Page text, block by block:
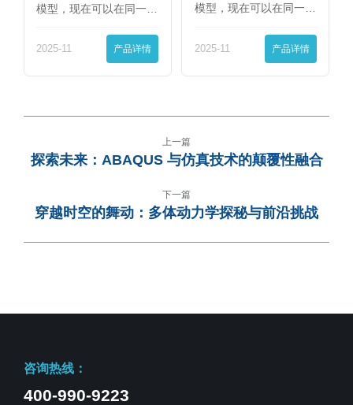
模型，现在可以在同一
2025-11 产品详情
模型，现在可以在同一
2025-11 产品详情
上一篇
探索未来：ABAQUS 与仿真技术的颠覆性融合
下一篇
穿越时空的舞动：多体动力学探秘与前沿挑战
咨询热线：
400-990-9223